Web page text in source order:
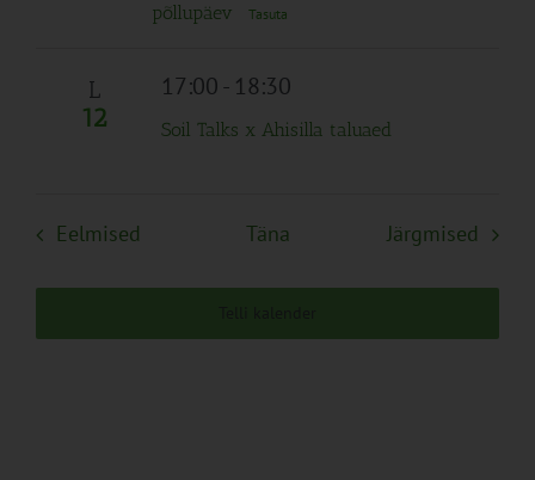
põllupäev
Tasuta
L
12
17:00- 18:30
Soil Talks x Ahisilla taluaed
Eelmised SündmusedTäna Järgmised